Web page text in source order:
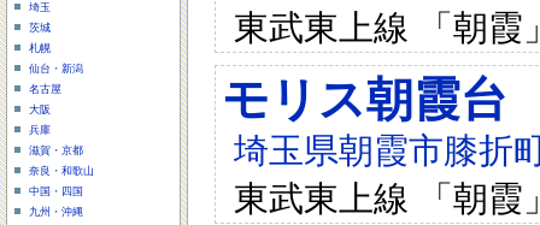
東武東上線 「朝霞
モリス朝霞台
埼玉県朝霞市膝折
東武東上線 「朝霞
埼玉
茨城
札幌
仙台・新潟
名古屋
大阪
兵庫
滋賀・京都
奈良・和歌山
中国・四国
九州・沖縄